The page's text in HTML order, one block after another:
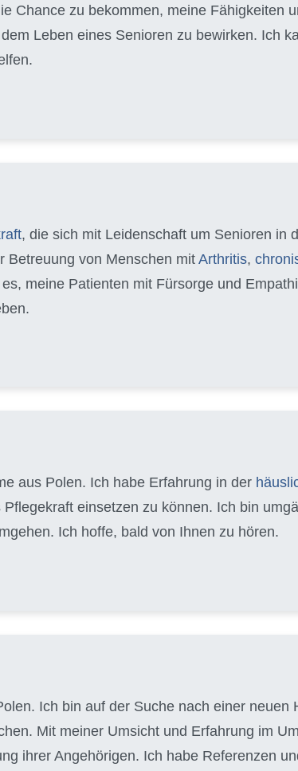
Chance zu bekommen, meine Fähigkeiten
Leben eines Senioren zu bewirken. Ich
, die sich mit Leidenschaft um Senioren in
Betreuung von Menschen mitArthritis,
meine Patienten mit Fürsorge und
aus Polen. Ich habe Erfahrung in der
einsetzen zu können. Ich bin
Ich hoffe, bald von Ihnen zu hören.
Ich bin auf der Suche nach einer neuen
Mit meiner Umsicht und Erfahrung im
ihrer Angehörigen. Ich habe Referenzen